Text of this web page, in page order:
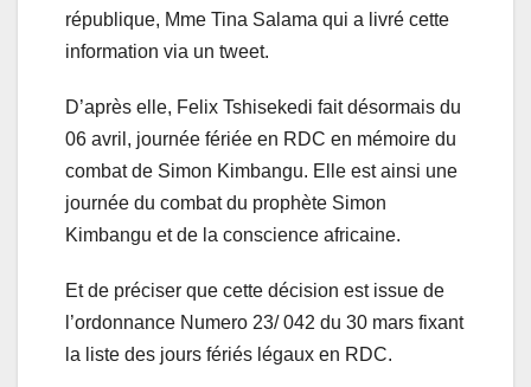
république, Mme Tina Salama qui a livré cette
information via un tweet.
D’après elle, Felix Tshisekedi fait désormais du
06 avril, journée fériée en RDC en mémoire du
combat de Simon Kimbangu. Elle est ainsi une
journée du combat du prophète Simon
Kimbangu et de la conscience africaine.
Et de préciser que cette décision est issue de
l’ordonnance Numero 23/ 042 du 30 mars fixant
la liste des jours fériés légaux en RDC.